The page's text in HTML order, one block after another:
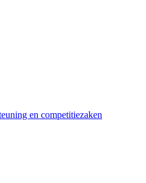
en competitiezaken